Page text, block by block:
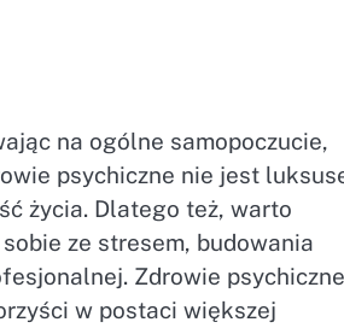
na ogólne samopoczucie,
psychiczne nie jest
życia. Dlatego też, warto
ze stresem, budowania
Zdrowie psychiczne
w postaci większej